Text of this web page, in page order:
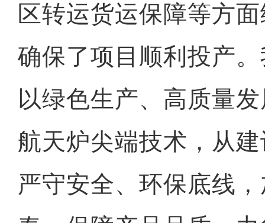
区转运货运保障等方
确保了项目顺利投产
以绿色生产、高质量
航天炉尖端技术，从
严守安全、环保底线